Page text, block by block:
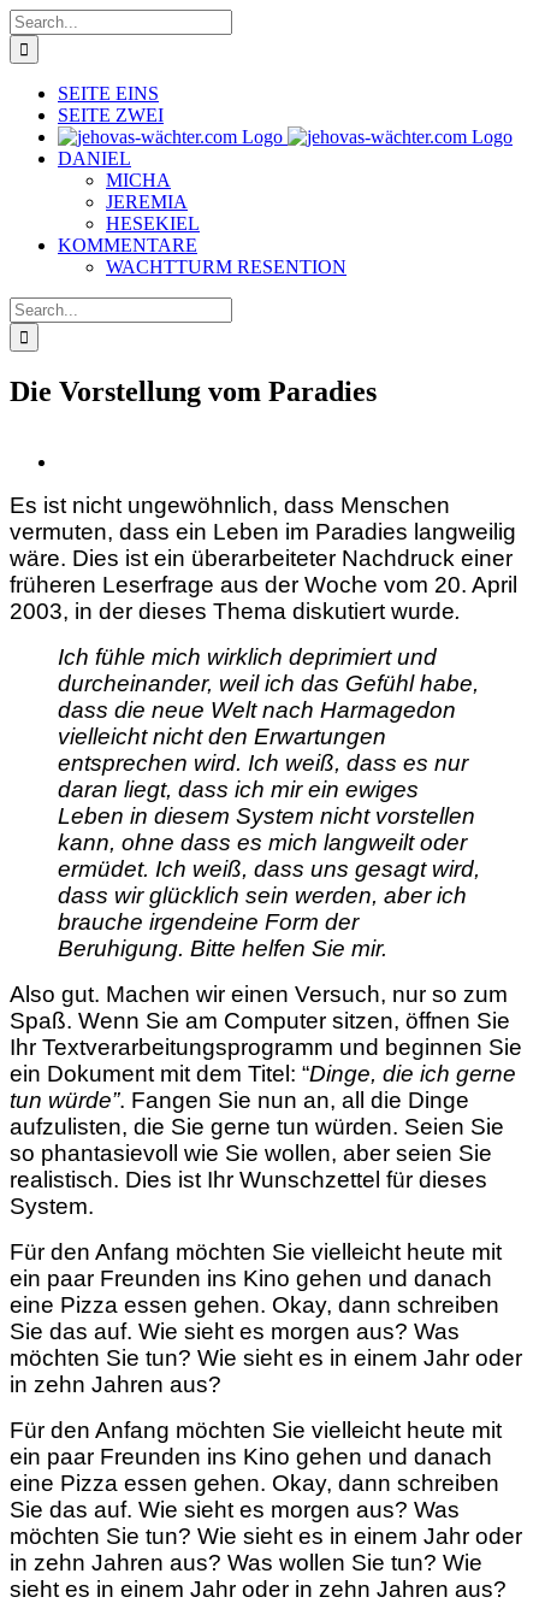
Skip
to
content
Search
for:
SEITE EINS
SEITE ZWEI
DANIEL
MICHA
JEREMIA
HESEKIEL
KOMMENTARE
WACHTTURM RESENTION
Search
for:
Die Vorstellung vom Paradies
Image
Es ist nicht ungewöhnlich, dass Menschen
vermuten, dass ein Leben im Paradies langweilig
wäre. Dies ist ein überarbeiteter Nachdruck einer
früheren Leserfrage aus der Woche vom 20. April
2003, in der dieses Thema diskutiert wurde.
Ich fühle mich wirklich deprimiert und
durcheinander, weil ich das Gefühl habe,
dass die neue Welt nach Harmagedon
vielleicht nicht den Erwartungen
entsprechen wird. Ich weiß, dass es nur
daran liegt, dass ich mir ein ewiges
Leben in diesem System nicht vorstellen
kann, ohne dass es mich langweilt oder
ermüdet. Ich weiß, dass uns gesagt wird,
dass wir glücklich sein werden, aber ich
brauche irgendeine Form der
Beruhigung. Bitte helfen Sie mir.
Also gut. Machen wir einen Versuch, nur so zum
Spaß. Wenn Sie am Computer sitzen, öffnen Sie
Ihr Textverarbeitungsprogramm und beginnen Sie
ein Dokument mit dem Titel: “Dinge, die ich gerne
tun würde”. Fangen Sie nun an, all die Dinge
aufzulisten, die Sie gerne tun würden. Seien Sie
so phantasievoll wie Sie wollen, aber seien Sie
realistisch. Dies ist Ihr Wunschzettel für dieses
System.
Für den Anfang möchten Sie vielleicht heute mit
ein paar Freunden ins Kino gehen und danach
eine Pizza essen gehen. Okay, dann schreiben
Sie das auf. Wie sieht es morgen aus? Was
möchten Sie tun? Wie sieht es in einem Jahr oder
in zehn Jahren aus?
Für den Anfang möchten Sie vielleicht heute mit
ein paar Freunden ins Kino gehen und danach
eine Pizza essen gehen. Okay, dann schreiben
Sie das auf. Wie sieht es morgen aus? Was
möchten Sie tun? Wie sieht es in einem Jahr oder
in zehn Jahren aus? Was wollen Sie tun? Wie
sieht es in einem Jahr oder in zehn Jahren aus?